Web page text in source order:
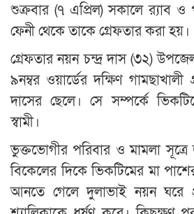
শুক্রবার (৭ এপ্রিল) সকালে র‌্যাব ও
ফেনী থেকে তাকে গ্রেফতার করা হয়।
গ্রেফতার নয়ন চন্দ্র দাস (৩২)
৯নম্বর ওয়ার্ডের দক্ষিণ
দাসের ছেলে। সে সম্পর্কে
স্বামী।
ভুক্তভোগীর পরিবার ও মামলা সূত্রে
বিকেলের দিকে ভিকটিমের মা
আনতে গেলে দুলাভাই নয়ন ঘরে